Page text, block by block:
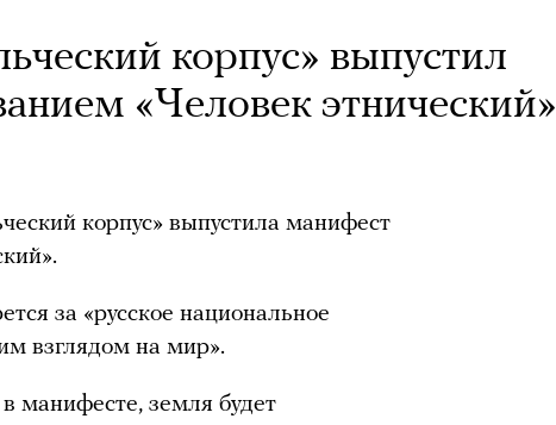
корпус» выпустил
«Человек этнический»
корпус» выпустила манифест
за «русское национальное
взглядом на мир».
манифесте, земля будет